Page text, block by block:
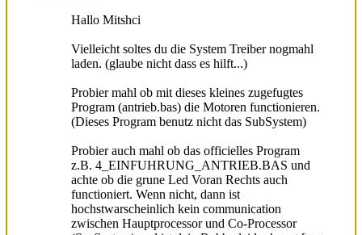
Hallo Mitshci
Vielleicht soltes du die System Treiber nogmahl
laden. (glaube nicht dass es hilft...)
Probier mahl ob mit dieses kleines zugefugtes
Program (antrieb.bas) die Motoren functionieren.
(Dieses Program benutz nicht das SubSystem)
Probier auch mahl ob das officielles Program
z.B. 4_EINFUHRUNG_ANTRIEB.BAS und
achte ob die grune Led Voran Rechts auch
functioniert. Wenn nicht, dann ist
hochstwarscheinlich kein communication
zwischen Hauptprocessor und Co-Processor